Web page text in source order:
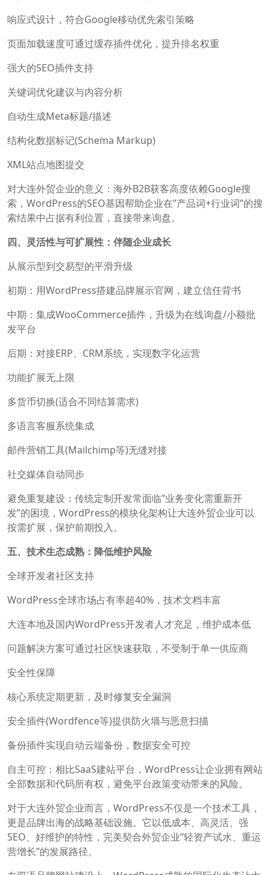
响应式设计，符合Google移动优先索引策略
页面加载速度可通过缓存插件优化，提升排名权重
强大的SEO插件支持
关键词优化建议与内容分析
自动生成Meta标题/描述
结构化数据标记(Schema Markup)
XML站点地图提交
对大连外贸企业的意义：海外B2B获客高度依赖Google搜
索，WordPress的SEO基因帮助企业在”产品词+行业词”的搜
索结果中占据有利位置，直接带来询盘。
四、灵活性与可扩展性：伴随企业成长
从展示型到交易型的平滑升级
初期：用WordPress搭建品牌展示官网，建立信任背书
中期：集成WooCommerce插件，升级为在线询盘/小额批
发平台
后期：对接ERP、CRM系统，实现数字化运营
功能扩展无上限
多货币切换(适合不同结算需求)
多语言客服系统集成
邮件营销工具(Mailchimp等)无缝对接
社交媒体自动同步
避免重复建设：传统定制开发常面临”业务变化需重新开
发”的困境，WordPress的模块化架构让大连外贸企业可以
按需扩展，保护前期投入。
五、技术生态成熟：降低维护风险
全球开发者社区支持
WordPress全球市场占有率超40%，技术文档丰富
大连本地及国内WordPress开发者人才充足，维护成本低
问题解决方案可通过社区快速获取，不受制于单一供应商
安全性保障
核心系统定期更新，及时修复安全漏洞
安全插件(Wordfence等)提供防火墙与恶意扫描
备份插件实现自动云端备份，数据安全可控
自主可控：相比SaaS建站平台，WordPress让企业拥有网站
全部数据和代码所有权，避免平台政策变动带来的风险。
对于大连外贸企业而言，WordPress不仅是一个技术工具，
更是品牌出海的战略基础设施。它以低成本、高灵活、强
SEO、好维护的特性，完美契合外贸企业”轻资产试水、重运
营增长”的发展路径。